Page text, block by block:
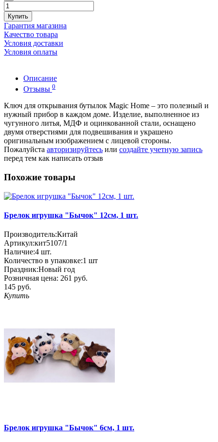
Купить
Гарантия магазина
Качество товара
Условия доставки
Условия оплаты
Описание
Отзывы 0
Ключ для открывания бутылок Magic Home – это полезный и
нужный прибор в каждом доме. Изделие, выполненное из
чугунного литья, МДФ и оцинкованной стали, оснащено
двумя отверстиями для подвешивания и украшено
оригинальным изображением с лицевой стороны.
Пожалуйста авторизируйтесь или создайте учетную запись
перед тем как написать отзыв
Похожие товары
Брелок игрушка "Бычок" 12см, 1 шт.
Производитель:Китай
Артикул:кит5107/1
Наличие:4 шт.
Количество в упаковке:1 шт
Праздник:Новый год
Розничная цена: 261 руб.
145 руб.
Купить
Брелок игрушка "Бычок" 6см, 1 шт.